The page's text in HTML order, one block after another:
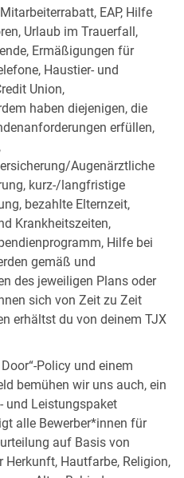
EAP, Hilfe
Urlaub im Trauerfall,
Ermäßigungen für
Haustier- und
Union,
haben diejenigen, die
erfüllen,
Augenärztliche
kurz-/langfristige
bezahlte Elternzeit,
Krankheitszeiten,
Hilfe bei
gemäß und
des jeweiligen Plans oder
sich von Zeit zu Zeit
erhältst du von deinem TJX
Policy und einem
bemühen wir uns auch, ein
und Leistungspaket
alle Bewerber*innen für
auf Basis von
Hautfarbe, Religion,